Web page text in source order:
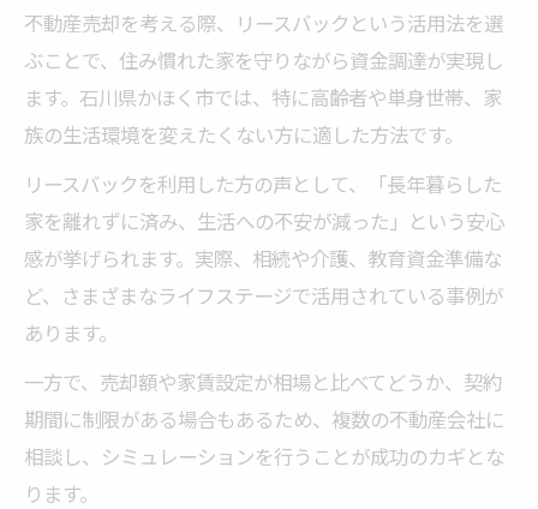
リースバック活用時の専門家相談ポイント
慣れ親しんだ家に住み続けたい方必見の方法
不動産売却で住まいを守るためのコツ
安心して住み続けるリースバック活用法
不動産売却と家族の生活設計の両立方法
売却後も快適に暮らすための賃貸利用術
リースバック契約で注意すべきポイント
不動産売却で資金確保と住環境維持を両立する
コツ
不動産売却で資金確保しながら住み続ける
方法
売却後の生活とリースバック併用のポイン
不動産売却を考える際、リースバックという活用法を選
ぶことで、住み慣れた家を守りながら資金調達が実現し
ます。石川県かほく市では、特に高齢者や単身世帯、家
族の生活環境を変えたくない方に適した方法です。
リースバックを利用した方の声として、「長年暮らした
家を離れずに済み、生活への不安が減った」という安心
感が挙げられます。実際、相続や介護、教育資金準備な
ど、さまざまなライフステージで活用されている事例が
あります。
一方で、売却額や家賃設定が相場と比べてどうか、契約
期間に制限がある場合もあるため、複数の不動産会社に
相談し、シミュレーションを行うことが成功のカギとな
ります。